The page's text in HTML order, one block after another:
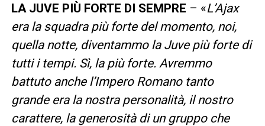
LA JUVE PIÙ FORTE DI SEMPRE – «L’Ajax
era la squadra più forte del momento, noi,
quella notte, diventammo la Juve più forte di
tutti i tempi. Sì, la più forte. Avremmo
battuto anche l’Impero Romano tanto
grande era la nostra personalità, il nostro
carattere, la generosità di un gruppo che